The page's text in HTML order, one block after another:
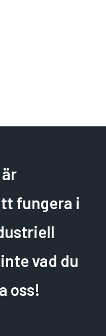
fungera i
vad du
oss!